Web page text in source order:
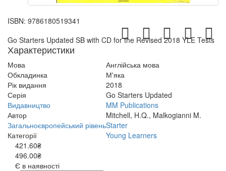
ISBN: 9786180519341
Go Starters Updated SB with CD for the Revised 2018 YLE Tests
Характеристики
Мова
Англійська мова
Обкладинка
М'яка
Рік видання
2018
Серія
Go Starters Updated
Видавництво
MM Publications
Автор
Mitchell, H.Q., Malkogianni M.
Загальноєвропейський рівеньStarter
Категорії
Young Learners
421.60₴
496.00₴
Є в наявності